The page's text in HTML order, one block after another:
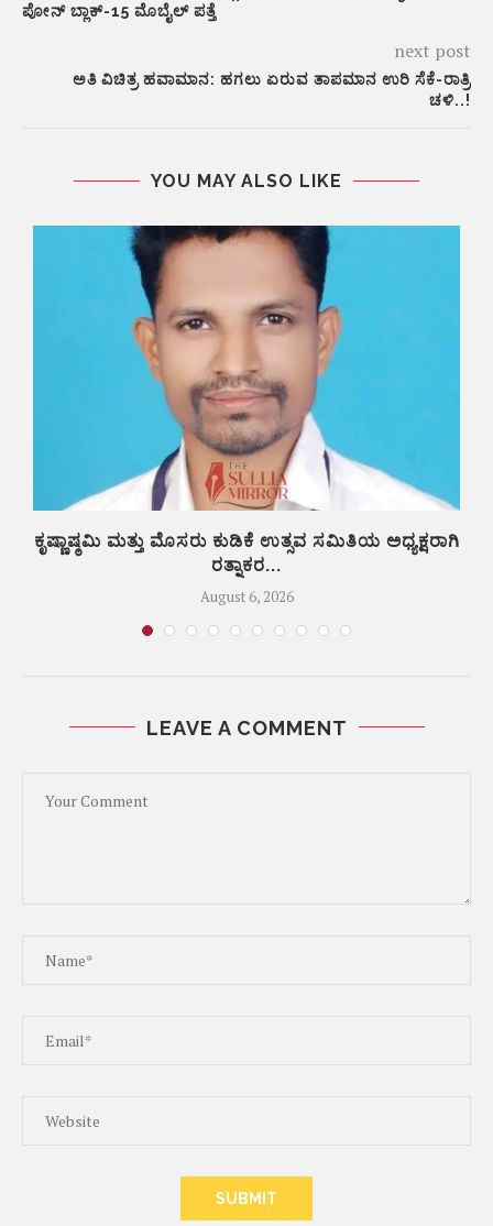
ಪೋನ್ ಬ್ಲಾಕ್-15 ಮೊಬೈಲ್ ಪತ್ತೆ
next post
ಅತಿ ವಿಚಿತ್ರ ಹವಾಮಾನ: ಹಗಲು ಏರುವ ತಾಪಮಾನ ಉರಿ ಸೆಕೆ-ರಾತ್ರಿ
ಚಳಿ..!
YOU MAY ALSO LIKE
ಕೃಷ್ಣಾಷ್ಠಮಿ ಮತ್ತು ಮೊಸರು ಕುಡಿಕೆ ಉತ್ಸವ ಸಮಿತಿಯ ಅಧ್ಯಕ್ಷರಾಗಿ
ರತ್ನಾಕರ...
August 6, 2026
LEAVE A COMMENT